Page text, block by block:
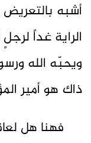
أشبه
الراية غداً
ويحبّه الله
ذاك هو أمير
فهنا هل